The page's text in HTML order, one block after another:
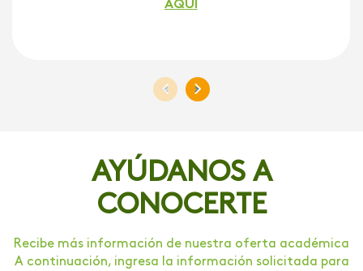
AQUÍ
< >
AYÚDANOS A
CONOCERTE
Recibe más información de nuestra oferta académica
A continuación, ingresa la información solicitada para